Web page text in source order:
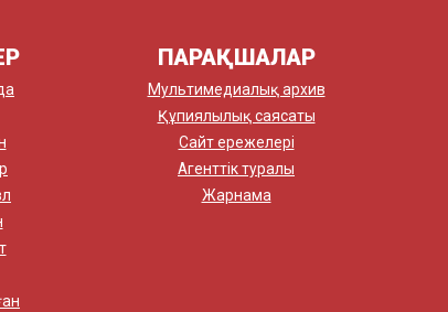
ПАРАҚШАЛАР
Мультимедиалық архив
Құпиялылық саясаты
Сайт ережелері
Агенттік туралы
Жарнама